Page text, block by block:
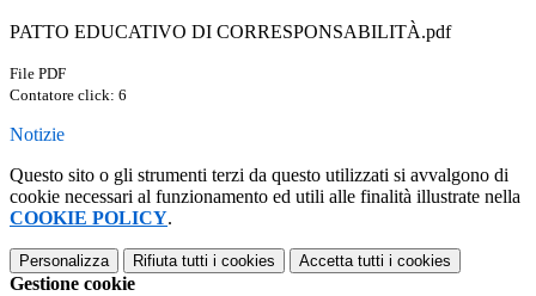
PATTO EDUCATIVO DI CORRESPONSABILITÀ.pdf
File PDF
Contatore click: 6
Notizie
Questo sito o gli strumenti terzi da questo utilizzati si avvalgono di
cookie necessari al funzionamento ed utili alle finalità illustrate nella
COOKIE POLICY.
Personalizza Rifiuta tutti i cookies Accetta tutti i cookies
Gestione cookie